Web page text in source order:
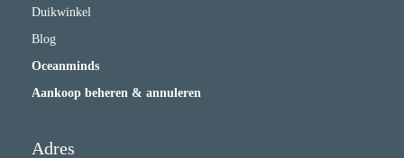
Duikwinkel
Blog
Oceanminds
Aankoop beheren & annuleren
Adres